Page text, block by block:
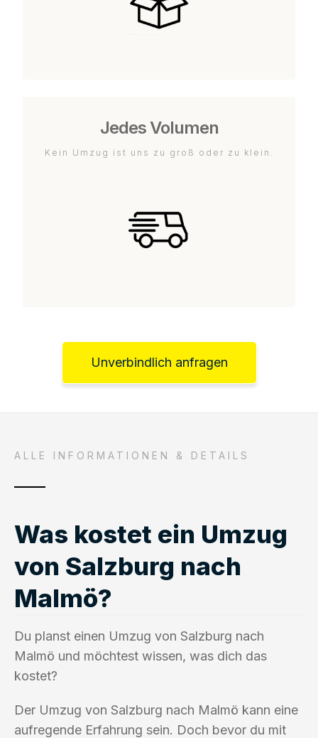
Jedes Volumen
Kein Umzug ist uns zu groß oder zu klein.
Unverbindlich anfragen
ALLE INFORMATIONEN & DETAILS
Was kostet ein Umzug
von Salzburg nach
Malmö?
Du planst einen Umzug von Salzburg nach
Malmö und möchtest wissen, was dich das
kostet?
Der Umzug von Salzburg nach Malmö kann eine
aufregende Erfahrung sein. Doch bevor du mit